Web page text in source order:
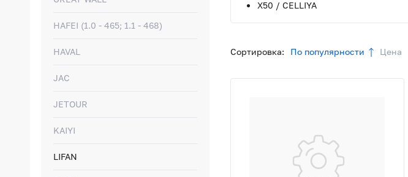
HAFEI (1.0 - 465; 1.1 - 468)
HAVAL
JAC
JETOUR
KAIYI
LIFAN
X50 / CELLIYA
Сортировка: По популярности Цена